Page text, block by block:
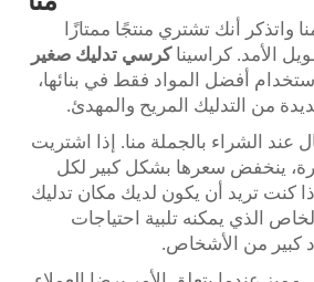
واتذكر أنك تشتري منتجًا ممتازًا
الأمد. كراسيناكرسي تدليك صغير
أفضل المواد فقط في بنائها،
من التدليك المريح والمهدئ.
عند الشراء بالجملة منا. إذا اشتريت
ينخفض سعرها بشكل كبير لكل
كنت تريد أن يكون لديك مكان تدليك
الذي يمكنه تلبية احتياجات
كبير من الأشخاص.